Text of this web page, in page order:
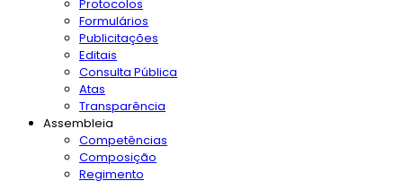
Protocolos
Formulários
Publicitações
Editais
Consulta Pública
Atas
Transparência
Assembleia
Competências
Composição
Regimento